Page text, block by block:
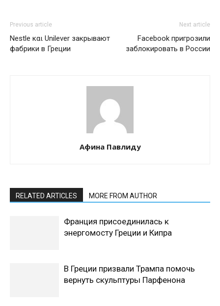
Previous article
Nestle και Unilever закрывают
фабрики в Греции
Next article
Facebook пригрозили
заблокировать в России
Афина Павлиду
RELATED ARTICLES MORE FROM AUTHOR
Франция присоединилась к
энергомосту Греции и Кипра
В Греции призвали Трампа помочь
вернуть скульптуры Парфенона